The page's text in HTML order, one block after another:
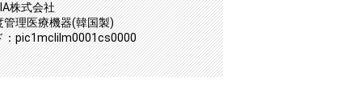
株式会社
管理医療機器(韓国製)
：pic1mclilm0001cs0000